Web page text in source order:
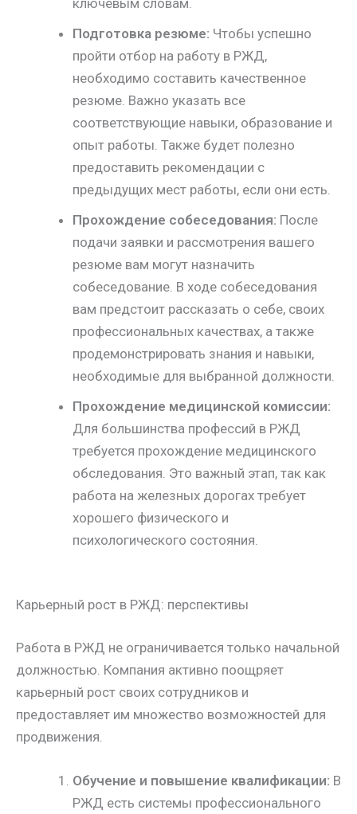
ключевым словам.
Подготовка резюме: Чтобы успешно
пройти отбор на работу в РЖД,
необходимо составить качественное
резюме. Важно указать все
соответствующие навыки, образование и
опыт работы. Также будет полезно
предоставить рекомендации с
предыдущих мест работы, если они есть.
Прохождение собеседования: После
подачи заявки и рассмотрения вашего
резюме вам могут назначить
собеседование. В ходе собеседования
вам предстоит рассказать о себе, своих
профессиональных качествах, а также
продемонстрировать знания и навыки,
необходимые для выбранной должности.
Прохождение медицинской комиссии:
Для большинства профессий в РЖД
требуется прохождение медицинского
обследования. Это важный этап, так как
работа на железных дорогах требует
хорошего физического и
психологического состояния.
Карьерный рост в РЖД: перспективы
Работа в РЖД не ограничивается только начальной
должностью. Компания активно поощряет
карьерный рост своих сотрудников и
предоставляет им множество возможностей для
продвижения.
Обучение и повышение квалификации: В
РЖД есть системы профессионального